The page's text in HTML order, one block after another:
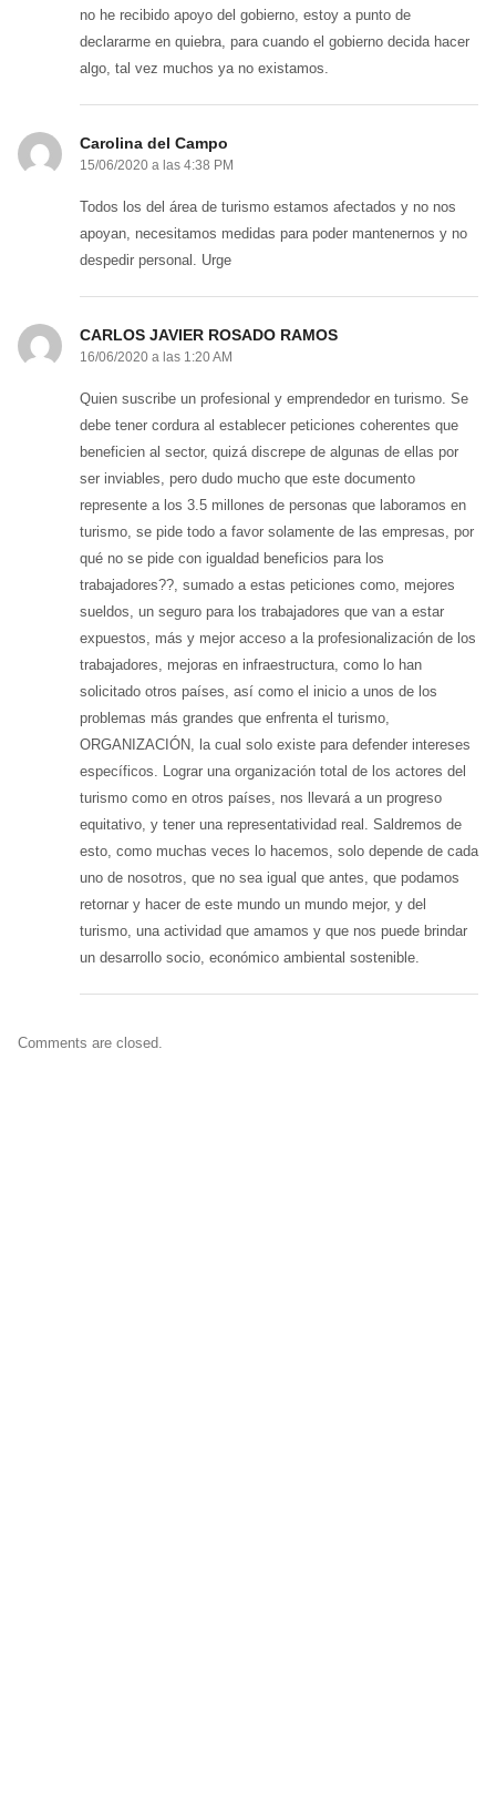
no he recibido apoyo del gobierno, estoy a punto de
declararme en quiebra, para cuando el gobierno decida hacer
algo, tal vez muchos ya no existamos.
Carolina del Campo
15/06/2020 a las 4:38 PM
Todos los del área de turismo estamos afectados y no nos
apoyan, necesitamos medidas para poder mantenernos y no
despedir personal. Urge
CARLOS JAVIER ROSADO RAMOS
16/06/2020 a las 1:20 AM
Quien suscribe un profesional y emprendedor en turismo. Se
debe tener cordura al establecer peticiones coherentes que
beneficien al sector, quizá discrepe de algunas de ellas por
ser inviables, pero dudo mucho que este documento
represente a los 3.5 millones de personas que laboramos en
turismo, se pide todo a favor solamente de las empresas, por
qué no se pide con igualdad beneficios para los
trabajadores??, sumado a estas peticiones como, mejores
sueldos, un seguro para los trabajadores que van a estar
expuestos, más y mejor acceso a la profesionalización de los
trabajadores, mejoras en infraestructura, como lo han
solicitado otros países, así como el inicio a unos de los
problemas más grandes que enfrenta el turismo,
ORGANIZACIÓN, la cual solo existe para defender intereses
específicos. Lograr una organización total de los actores del
turismo como en otros países, nos llevará a un progreso
equitativo, y tener una representatividad real. Saldremos de
esto, como muchas veces lo hacemos, solo depende de cada
uno de nosotros, que no sea igual que antes, que podamos
retornar y hacer de este mundo un mundo mejor, y del
turismo, una actividad que amamos y que nos puede brindar
un desarrollo socio, económico ambiental sostenible.
Comments are closed.